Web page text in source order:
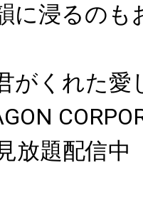
に浸るのも
がくれた
放題配信中